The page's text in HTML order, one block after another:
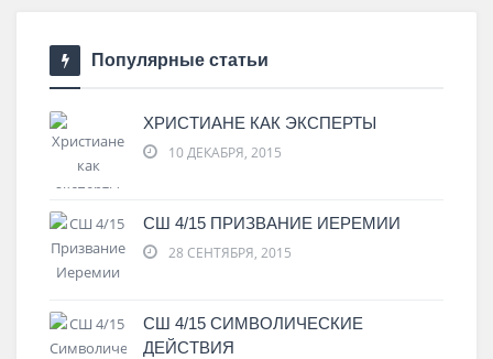
Популярные статьи
ХРИСТИАНЕ КАК ЭКСПЕРТЫ
10 ДЕКАБРЯ, 2015
СШ 4/15 ПРИЗВАНИЕ ИЕРЕМИИ
28 СЕНТЯБРЯ, 2015
СШ 4/15 СИМВОЛИЧЕСКИЕ
ДЕЙСТВИЯ